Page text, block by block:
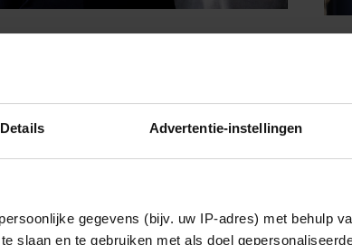
Details Advertentie-instellingen
gegevens (bijv. uw IP-adres) met behulp
slaan en te gebruiken met als doel